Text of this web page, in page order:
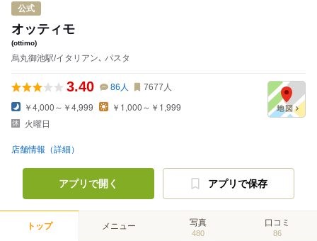
公式
オッティモ
(ottimo)
烏丸御池駅/イタリアン､ パスタ
3.40 86 人 7677 人
￥4,000～￥4,999
￥1,000～￥1,999
火曜日
店舗情報（詳細）
アプリで開く アプリで保存
トップ メニュー 写真
480
口コミ
86